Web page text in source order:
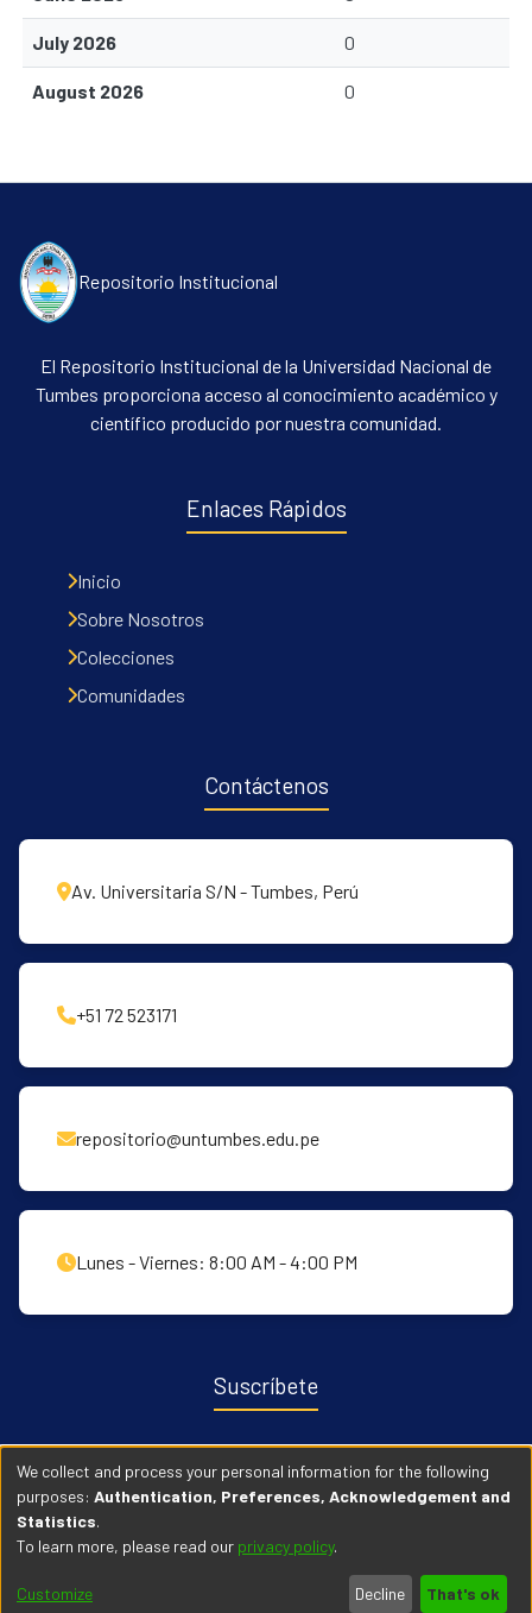
All of DSpace
July 2026 0
August 2026 0
Repositorio Institucional
El Repositorio Institucional de la Universidad Nacional de
Tumbes proporciona acceso al conocimiento académico y
científico producido por nuestra comunidad.
Enlaces Rápidos
Inicio
Sobre Nosotros
Colecciones
Comunidades
Contáctenos
Av. Universitaria S/N - Tumbes, Perú
+51 72 523171
repositorio@untumbes.edu.pe
Lunes - Viernes: 8:00 AM - 4:00 PM
Suscríbete
Recibe notificaciones sobre nuevas publicaciones y eventos
relacionados con el repositorio. ingresa Aqui →
We collect and process your personal information for the following
purposes: Authentication, Preferences, Acknowledgement and
Statistics.
To learn more, please read our privacy policy.
Customize Decline That's ok